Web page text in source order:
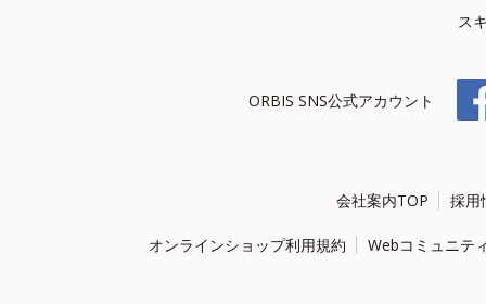
ス
ORBIS SNS公式アカウント
会社案内TOP 採用
オンラインショップ利用規約 Webコミュニテ